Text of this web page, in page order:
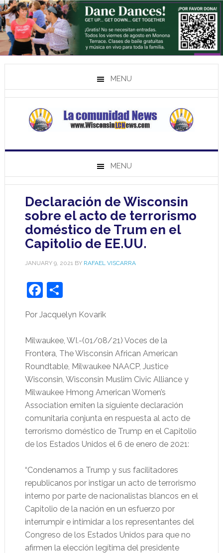
MENU
MENU
Declaración de Wisconsin
sobre el acto de terrorismo
doméstico de Trum en el
Capitolio de EE.UU.
JANUARY 9, 2021BY RAFAEL VISCARRA
Facebook
Share
Por Jacquelyn Kovarik
Milwaukee, WI.-(01/08/21) Voces de la
Frontera, The Wisconsin African American
Roundtable, Milwaukee NAACP, Justice
Wisconsin, Wisconsin Muslim Civic Alliance y
Milwaukee Hmong American Women’s
Association emiten la siguiente declaración
comunitaria conjunta en respuesta al acto de
terrorismo doméstico de Trump en el Capitolio
de los Estados Unidos el 6 de enero de 2021:
“Condenamos a Trump y sus facilitadores
republicanos por instigar un acto de terrorismo
interno por parte de nacionalistas blancos en el
Capitolio de la nación en un esfuerzo por
interrumpir e intimidar a los representantes del
Congreso de los Estados Unidos para que no
afirmen la elección legítima del presidente